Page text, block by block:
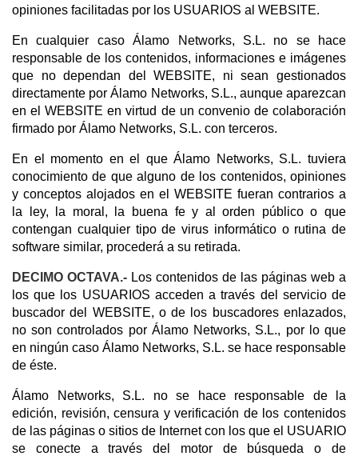
opiniones facilitadas por los USUARIOS al WEBSITE.
En cualquier caso Álamo Networks, S.L. no se hace
responsable de los contenidos, informaciones e imágenes
que no dependan del WEBSITE, ni sean gestionados
directamente por Álamo Networks, S.L., aunque aparezcan
en el WEBSITE en virtud de un convenio de colaboración
firmado por Álamo Networks, S.L. con terceros.
En el momento en el que Álamo Networks, S.L. tuviera
conocimiento de que alguno de los contenidos, opiniones
y conceptos alojados en el WEBSITE fueran contrarios a
la ley, la moral, la buena fe y al orden público o que
contengan cualquier tipo de virus informático o rutina de
software similar, procederá a su retirada.
DECIMO OCTAVA.- Los contenidos de las páginas web a
los que los USUARIOS acceden a través del servicio de
buscador del WEBSITE, o de los buscadores enlazados,
no son controlados por Álamo Networks, S.L., por lo que
en ningún caso Álamo Networks, S.L. se hace responsable
de éste.
Álamo Networks, S.L. no se hace responsable de la
edición, revisión, censura y verificación de los contenidos
de las páginas o sitios de Internet con los que el USUARIO
se conecte a través del motor de búsqueda o de